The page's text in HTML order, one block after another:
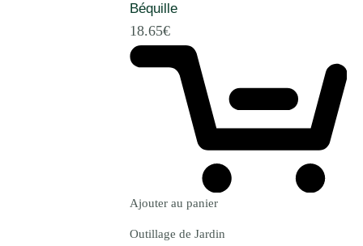
Béquille
18.65€
Ajouter au panier
Outillage de Jardin